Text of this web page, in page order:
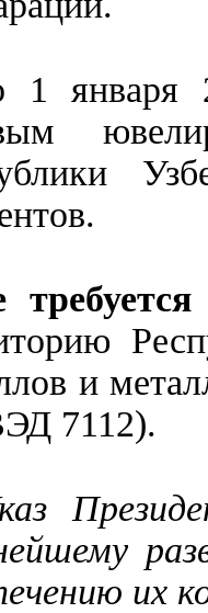
1 января
требуется
и
7112).
их